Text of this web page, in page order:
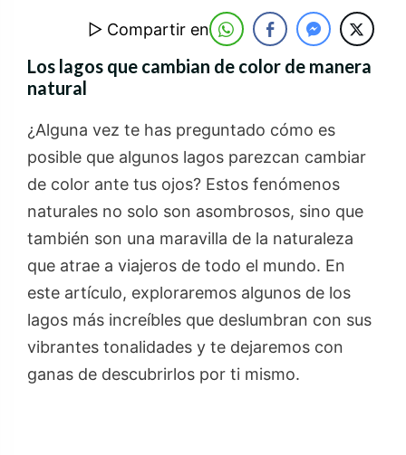
▷ Compartir en
Los lagos que cambian de color de manera
natural
¿Alguna vez te has preguntado cómo es
posible que algunos lagos parezcan cambiar
de color ante tus ojos? Estos fenómenos
naturales no solo son asombrosos, sino que
también son una maravilla de la naturaleza
que atrae a viajeros de todo el mundo. En
este artículo, exploraremos algunos de los
lagos más increíbles que deslumbran con sus
vibrantes tonalidades y te dejaremos con
ganas de descubrirlos por ti mismo.